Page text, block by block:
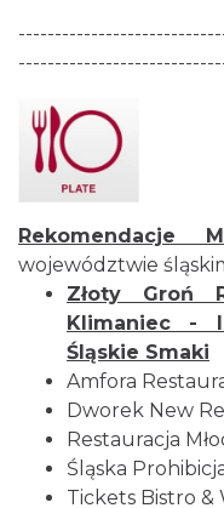
Rekomendacje
województwie
Złoty Groń
Klimaniec -
Śląskie Smaki
Amfora
Dworek New
Restauracja
Śląska
Tickets Bistro &